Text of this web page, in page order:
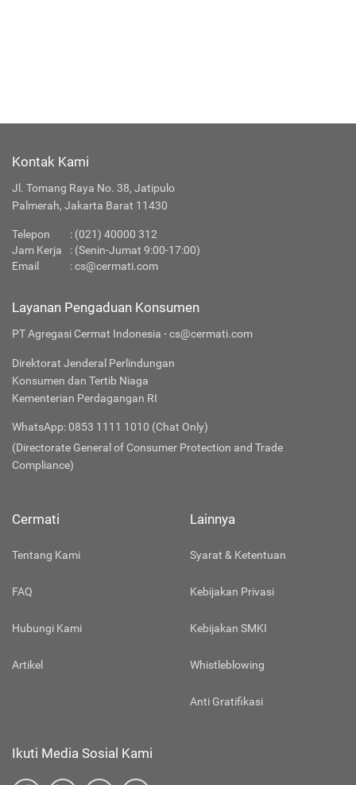
Kontak Kami
Jl. Tomang Raya No. 38, Jatipulo
Palmerah, Jakarta Barat 11430
Telepon : (021) 40000 312
Jam Kerja
: (Senin-Jumat 9:00-17:00)
Email
:cs@cermati.com
Layanan Pengaduan Konsumen
PT Agregasi Cermat Indonesia - cs@cermati.com
Direktorat Jenderal Perlindungan
Konsumen dan Tertib Niaga
Kementerian Perdagangan RI
WhatsApp: 0853 1111 1010 (Chat Only)
(Directorate General of Consumer Protection and Trade
Compliance)
Cermati
Tentang Kami
FAQ
Hubungi Kami
Artikel
Lainnya
Syarat & Ketentuan
Kebijakan Privasi
Kebijakan SMKI
Whistleblowing
Anti Gratifikasi
Ikuti Media Sosial Kami